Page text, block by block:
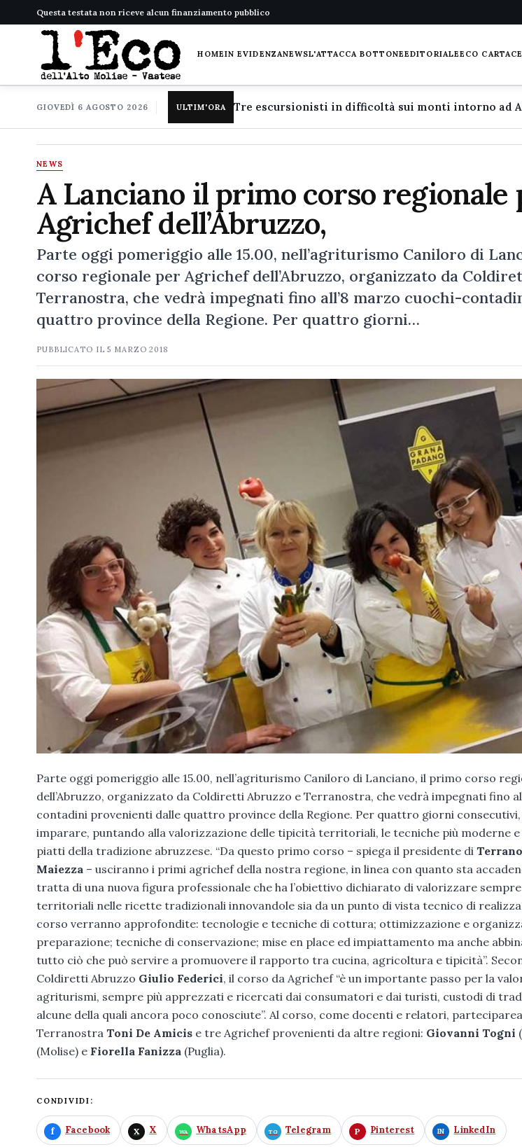
Questa testata non riceve alcun finanziamento pubblico
HOMEIN EVIDENZANEWSL'ATTACCA BOTTONEEDITORIALEECO
GIOVEDÌ 6 AGOSTO 2026 ULTIM'ORA
NEWS
A Lanciano il primo corso regionale
Agrichef dell’Abruzzo,
Parte oggi pomeriggio alle 15.00, nell’agriturismo Caniloro di
corso regionale per Agrichef dell’Abruzzo, organizzato da
Terranostra, che vedrà impegnati fino all’8 marzo cuochi-
quattro province della Regione. Per quattro giorni…
PUBBLICATO IL5 MARZO 2018
Parte oggi pomeriggio alle 15.00, nell’agriturismo Caniloro di Lanciano, il primo corso
dell’Abruzzo, organizzato da Coldiretti Abruzzo e Terranostra, che vedrà impegnati fino
contadini provenienti dalle quattro province della Regione. Per quattro giorni
imparare, puntando alla valorizzazione delle tipicità territoriali, le tecniche più moderne
piatti della tradizione abruzzese. “Da questo primo corso – spiega il presidente di
Maiezza – usciranno i primi agrichef della nostra regione, in linea con quanto sta
tratta di una nuova figura professionale che ha l’obiettivo dichiarato di valorizzare
territoriali nelle ricette tradizionali innovandole sia da un punto di vista tecnico di
corso verranno approfondite: tecnologie e tecniche di cottura; ottimizzazione e
preparazione; tecniche di conservazione; mise en place ed impiattamento ma anche
tutto ciò che può servire a promuovere il rapporto tra cucina, agricoltura e tipicità”.
Coldiretti Abruzzo Giulio Federici, il corso da Agrichef “è un importante passo per la
agriturismi, sempre più apprezzati e ricercati dai consumatori e dai turisti, custodi di
alcune della quali ancora poco conosciute”. Al corso, come docenti e relatori,
Terranostra Toni De Amicis e tre Agrichef provenienti da altre regioni: Giovanni Togni
(Molise) e Fiorella Fanizza (Puglia).
CONDIVIDI:
Facebook X WhatsApp Telegram Pinterest LinkedIn